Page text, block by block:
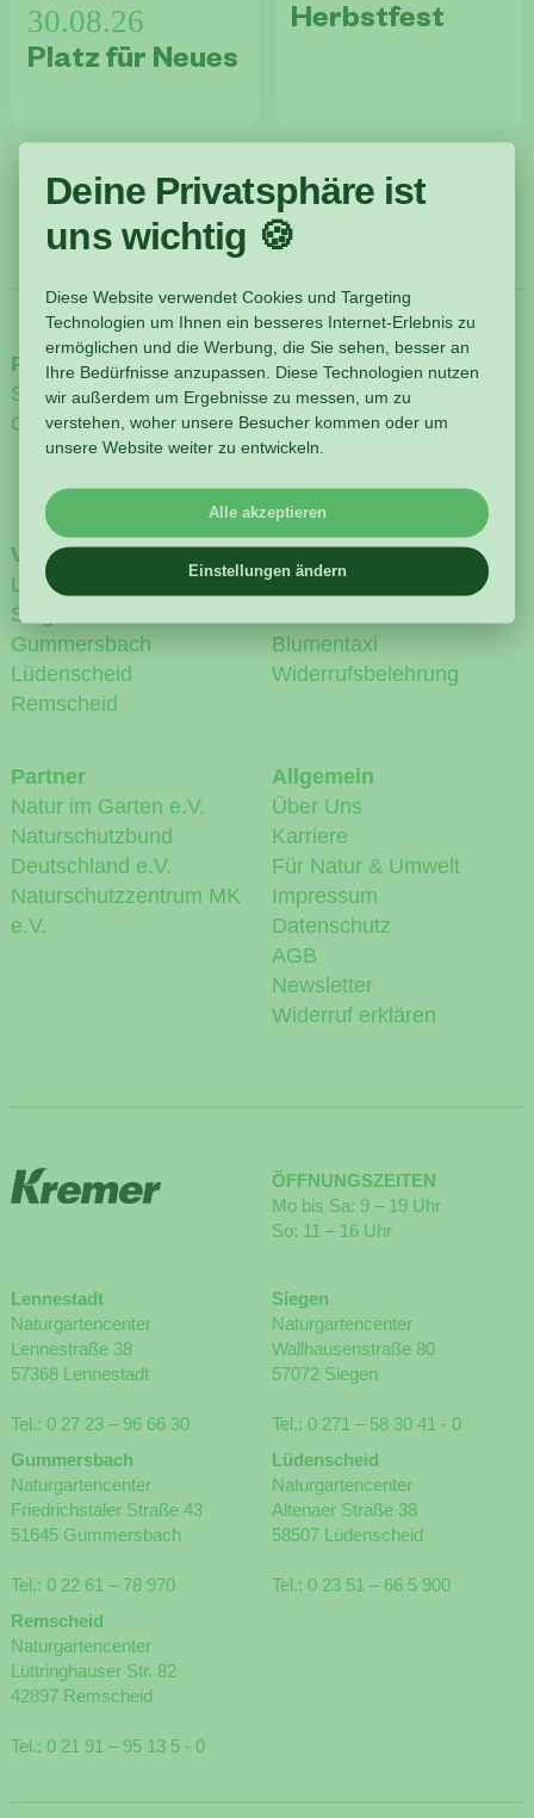
30.08.26
Platz für Neues
Herbstfest
Produkte
Sortiment
Gutscheine
Attraktionen
Gartenmuseum
Kinderspiel
Naturpfad
Cafés
Veranstaltungen
Lennestadt
Siegen
Gummersbach
Lüdenscheid
Remscheid
Services
Blumentaxi
Widerrufsbelehrung
Partner
Natur im Garten e.V.
Naturschutzbund
Deutschland e.V.
Naturschutzzentrum MK
e.V.
Allgemein
Über Uns
Karriere
Für Natur & Umwelt
Impressum
Datenschutz
AGB
Newsletter
Widerruf erklären
ÖFFNUNGSZEITEN
Mo bis Sa: 9 – 19 Uhr
So: 11 – 16 Uhr
Lennestadt
Naturgartencenter
Lennestraße 38
57368 Lennestadt
Tel.: 0 27 23 – 96 66 30
Siegen
Naturgartencenter
Wallhausenstraße 80
57072 Siegen
Tel.:0 271 – 58 30 41 - 0
Gummersbach
Naturgartencenter
Friedrichstaler Straße 43
51645 Gummersbach
Tel.: 0 22 61 – 78 970
Lüdenscheid
Naturgartencenter
Altenaer Straße 38
58507 Lüdenscheid
Tel.:0 23 51 – 66 5 900
Remscheid
Naturgartencenter
Lüttringhauser Str. 82
42897 Remscheid
Tel.: 0 21 91 – 95 13 5 - 0
Deine Privatsphäre ist
uns wichtig 🍪
Diese Website verwendet Cookies und Targeting
Technologien um Ihnen ein besseres Internet-Erlebnis zu
ermöglichen und die Werbung, die Sie sehen, besser an
Ihre Bedürfnisse anzupassen. Diese Technologien nutzen
wir außerdem um Ergebnisse zu messen, um zu
verstehen, woher unsere Besucher kommen oder um
unsere Website weiter zu entwickeln.
Alle akzeptieren
Einstellungen ändern